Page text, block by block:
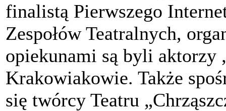
finalistą Pierwszego
Zespołów Teatralnych,
opiekunami są byli aktorzy
Krakowiakowie. Także
się twórcy Teatru